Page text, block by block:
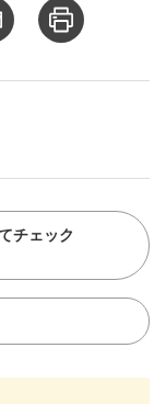
チェック